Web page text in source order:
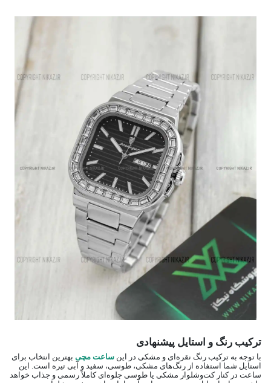
ترکیب رنگ و استایل پیشنهادی
با توجه به ترکیب رنگ نقره‌ای و مشکی در این ساعت مچیبهترین انتخاب برای
استایل شما استفاده از رنگ‌های مشکی، طوسی، سفید و آبی تیره است. این
ساعت در کنار کت‌وشلوار مشکی یا طوسی جلوه‌ای کاملاً رسمی و جذاب خواهد